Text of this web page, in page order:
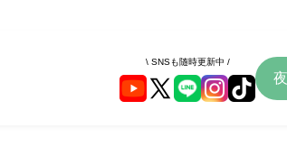
\ SNSも随時更新中 /